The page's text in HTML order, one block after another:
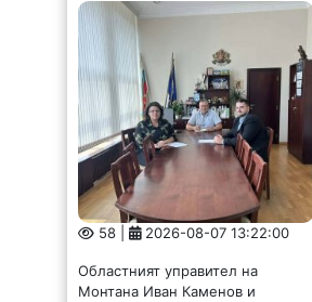
58 | 2026-08-07 13:22:00
Областният управител на
Монтана Иван Каменов и